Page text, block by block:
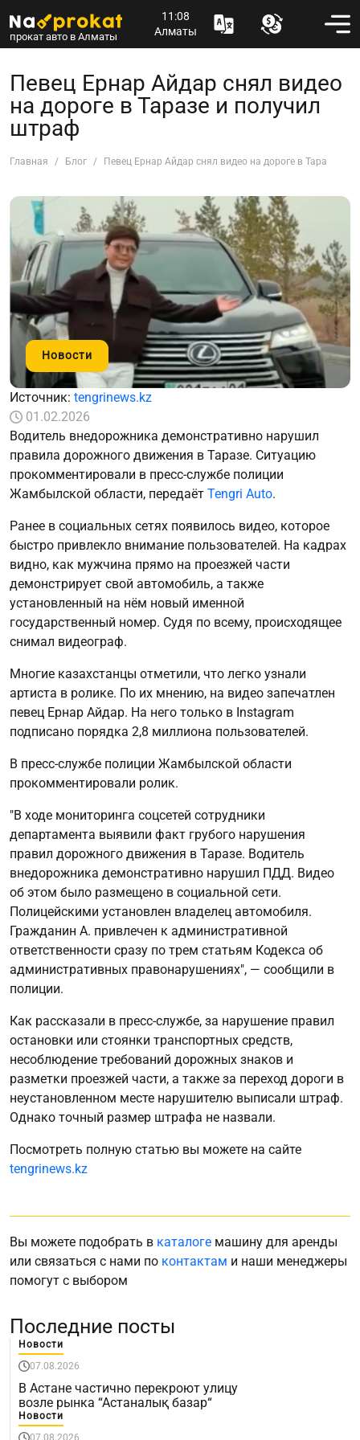
прокат авто в Алматы
11:08
Алматы
Певец Ернар Айдар снял видео
на дороге в Таразе и получил
штраф
Главная Блог Певец Ернар Айдар снял видео на дороге в Таразе и
Новости
Источник: tengrinews.kz
01.02.2026
Водитель внедорожника демонстративно нарушил
правила дорожного движения в Таразе. Ситуацию
прокомментировали в пресс-службе полиции
Жамбылской области, передаёт Tengri Auto.
Ранее в социальных сетях появилось видео, которое
быстро привлекло внимание пользователей. На кадрах
видно, как мужчина прямо на проезжей части
демонстрирует свой автомобиль, а также
установленный на нём новый именной
государственный номер. Судя по всему, происходящее
снимал видеограф.
Многие казахстанцы отметили, что легко узнали
артиста в ролике. По их мнению, на видео запечатлен
певец Ернар Айдар. На него только в Instagram
подписано порядка 2,8 миллиона пользователей.
В пресс-службе полиции Жамбылской области
прокомментировали ролик.
"В ходе мониторинга соцсетей сотрудники
департамента выявили факт грубого нарушения
правил дорожного движения в Таразе. Водитель
внедорожника демонстративно нарушил ПДД. Видео
об этом было размещено в социальной сети.
Полицейскими установлен владелец автомобиля.
Гражданин А. привлечен к административной
ответственности сразу по трем статьям Кодекса об
административных правонарушениях", — сообщили в
полиции.
Как рассказали в пресс-службе, за нарушение правил
остановки или стоянки транспортных средств,
несоблюдение требований дорожных знаков и
разметки проезжей части, а также за переход дороги в
неустановленном месте нарушителю выписали штраф.
Однако точный размер штрафа не назвали.
Посмотреть полную статью вы можете на сайте
tengrinews.kz
Вы можете подобрать в каталоге машину для аренды
или связаться с нами по контактам и наши менеджеры
помогут с выбором
Последние посты
Новости
07.08.2026
В Астане частично перекроют улицу
возле рынка “Астаналық базар“
Новости
07.08.2026